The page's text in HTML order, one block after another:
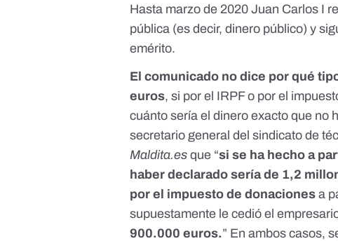
Hasta marzo de 2020Juan Carlos I
pública (es decir, dinero público) y
emérito.
El comunicado no dice por qué
euros, si por el IRPF o por el
cuánto sería el dinero exacto que no
secretario general del sindicato de
Maldita.es que “si se ha hecho a
haber declarado sería de 1,2
por el impuesto de donaciones a
supuestamente le cedió el
900.000 euros.” En ambos casos,